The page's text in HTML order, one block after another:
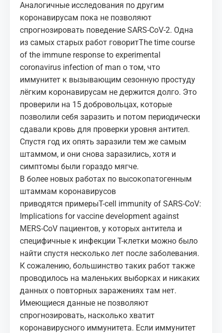
Аналогичные исследования по другим
коронавирусам пока не позволяют
спрогнозировать поведение SARS-CoV-2. Одна
из самых старых работ говоритThe time course
of the immune response to experimental
coronavirus infection of man о том, что
иммунитет к вызывающим сезонную простуду
лёгким коронавирусам не держится долго. Это
проверили на 15 добровольцах, которые
позволили себя заразить и потом периодически
сдавали кровь для проверки уровня антител.
Спустя год их опять заразили тем же самым
штаммом, и они снова заразились, хотя и
симптомы были гораздо мягче.
В более новых работах по высокопатогенным
штаммам коронавирусов
приводятся примерыT-cell immunity of SARS-CoV:
Implications for vaccine development against
MERS-CoV пациентов, у которых антитела и
специфичные к инфекции Т-клетки можно было
найти спустя несколько лет после заболевания.
К сожалению, большинство таких работ также
проводилось на маленьких выборках и никаких
данных о повторных заражениях там нет.
Имеющиеся данные не позволяют
спрогнозировать, насколько хватит
коронавирусного иммунитета. Если иммунитет